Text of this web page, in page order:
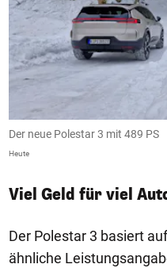
Der neue Polestar 3 mit 489 PS
Heute
Viel Geld für viel
Der Polestar 3 basiert
ähnliche